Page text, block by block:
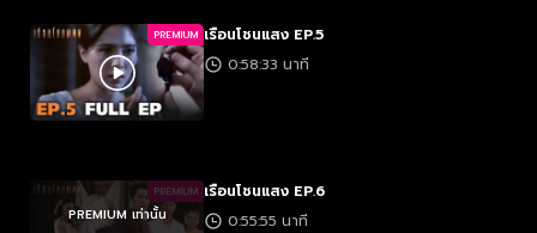
PREMIUM เรือนโชนแสง EP.5
0:58:33 นาที
PREMIUM
PREMIUM เท่านั้น
เรือนโชนแสง EP.6
0:55:55 นาที